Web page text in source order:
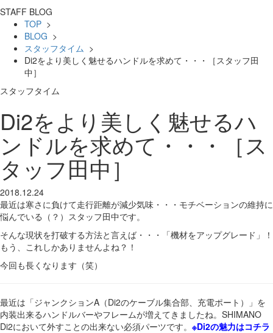
STAFF BLOG
TOP >
BLOG >
スタッフタイム >
Di2をより美しく魅せるハンドルを求めて・・・［スタッフ田
中］
スタッフタイム
Di2をより美しく魅せるハ
ンドルを求めて・・・［ス
タッフ田中］
2018.12.24
最近は寒さに負けて走行距離が減少気味・・・モチベーションの維持に
悩んでいる（？）スタッフ田中です。
そんな現状を打破する方法と言えば・・・「機材をアップグレード」！
もう、これしかありませんよね？！
今回も長くなります（笑）
最近は「ジャンクションA（Di2のケーブル集合部、充電ポート）」を
内装出来るハンドルバーやフレームが増えてきましたね。SHIMANO
Di2において外すことの出来ない必須パーツです。 ※Di2の魅力はコチラ